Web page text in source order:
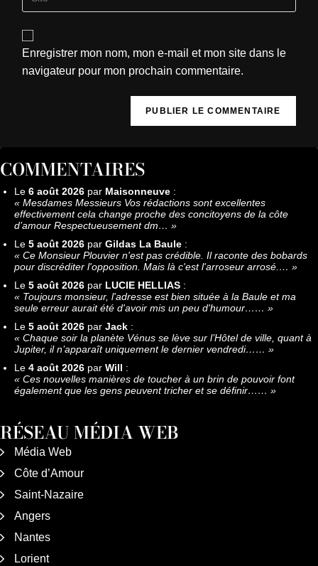
Enregistrer mon nom, mon e-mail et mon site dans le
navigateur pour mon prochain commentaire.
COMMENTAIRES
Le 6 août 2026 par Maisonneuve :
« Mesdames Messieurs Vos rédactions sont excellentes
effectivement cela change proche des concitoyens de la côte
d’amour Respectueusement dm… »
Le 5 août 2026 par Gildas La Baule :
« Ce Monsieur Plouvier n'est pas crédible. Il raconte des bobards
pour discréditer l'opposition. Mais là c'est l'arroseur arrosé.… »
Le 5 août 2026 par LUCIE HELLIAS :
« Toujours monsieur, l'adresse est bien située à la Baule et ma
seule erreur aurait été d'avoir mis un peu d'humour…… »
Le 5 août 2026 par Jack :
« Chaque soir la planète Vénus se lève sur l’Hôtel de ville, quant à
Jupiter, il n’apparaît uniquement le dernier vendredi…… »
Le 4 août 2026 par Will :
« Ces nouvelles manières de toucher à un brin de pouvoir font
également que les gens peuvent tricher et se définir…… »
RÉSEAU MÉDIA WEB
Média Web
Côte d’Amour
Saint-Nazaire
Angers
Nantes
Lorient